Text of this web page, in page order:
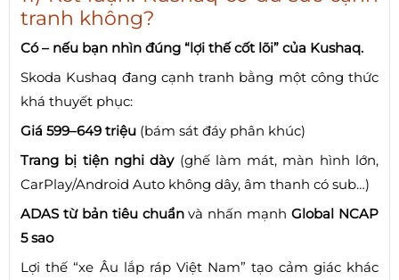
tranh không?
Có – nếu bạn nhìn đúng “lợi thế cốt lõi” của Kushaq.
Skoda Kushaq đang cạnh tranh bằng một công thức
khá thuyết phục:
Giá 599–649 triệu (bám sát đáy phân khúc)
Trang bị tiện nghi dày(ghế làm mát, màn hình lớn,
CarPlay/Android Auto không dây, âm thanh có sub…)
ADAS từ bản tiêu chuẩnvà nhấn mạnhGlobal NCAP
5 sao
Lợi thế “xe Âu lắp ráp Việt Nam” tạo cảm giác khác